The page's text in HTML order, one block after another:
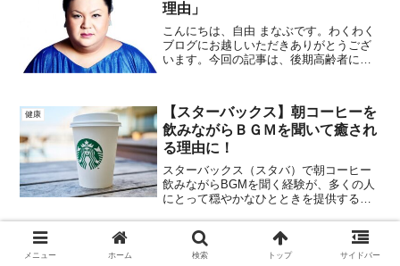
理由」
こんにちは、自由 まなぶです。わくわく
ブログにお越しいただきありがとうござ
います。今回の記事は、後期高齢者にと
さんです。正直、最初見た時は声を聴か
なければ太った女性だと...
健康
【スターバックス】朝コーヒーを
飲みながらＢＧＭを聞いて癒され
る理由に！
スターバックス（スタバ）で朝コーヒー
飲みながらBGMを聞く経験が、多くの人
にとって穏やかなひとときを提供するこ
ーバックスは多くの場所で居心地の良い
環境を提供しており...
第8話 100歳の自分へ——23年後
メニュー ホーム 検索 トップ サイドバー